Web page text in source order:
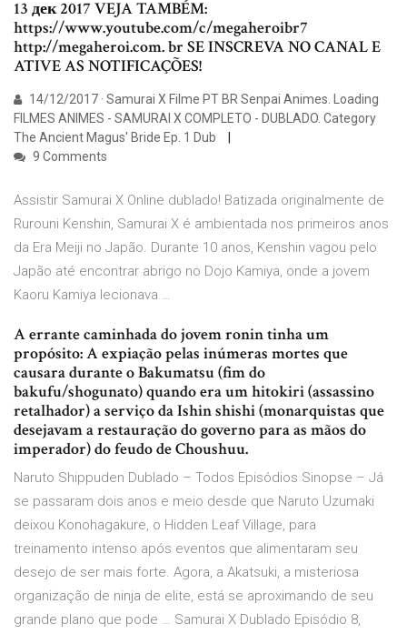
13 дек 2017 VEJA TAMBÉM:
https://www.youtube.com/c/megaheroibr7
http://megaheroi.com. br SE INSCREVA NO CANAL E
ATIVE AS NOTIFICAÇÕES!
14/12/2017 · Samurai X Filme PT BR Senpai Animes. Loading
FILMES ANIMES - SAMURAI X COMPLETO - DUBLADO. Category
The Ancient Magus' Bride Ep. 1 Dub
9 Comments
Assistir Samurai X Online dublado! Batizada originalmente de
Rurouni Kenshin, Samurai X é ambientada nos primeiros anos
da Era Meiji no Japão. Durante 10 anos, Kenshin vagou pelo
Japão até encontrar abrigo no Dojo Kamiya, onde a jovem
Kaoru Kamiya lecionava …
A errante caminhada do jovem ronin tinha um
propósito: A expiação pelas inúmeras mortes que
causara durante o Bakumatsu (fim do
bakufu/shogunato) quando era um hitokiri (assassino
retalhador) a serviço da Ishin shishi (monarquistas que
desejavam a restauração do governo para as mãos do
imperador) do feudo de Choushuu.
Naruto Shippuden Dublado – Todos Episódios Sinopse – Já
se passaram dois anos e meio desde que Naruto Uzumaki
deixou Konohagakure, o Hidden Leaf Village, para
treinamento intenso após eventos que alimentaram seu
desejo de ser mais forte. Agora, a Akatsuki, a misteriosa
organização de ninja de elite, está se aproximando de seu
grande plano que pode … Samurai X Dublado Episódio 8,